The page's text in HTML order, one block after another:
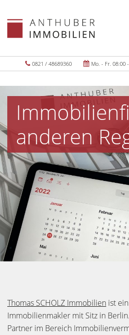
0821 / 48689360 Mo. - Fr. 08:00
anderen
Thomas SCHOLZ Immobilien ist
Immobilienmakler mit Sitz in
Partner im Bereich